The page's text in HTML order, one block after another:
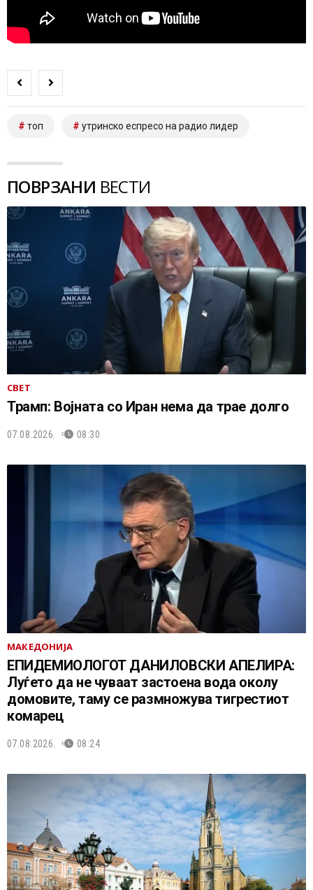
топ утринско еспресо на радио лидер
ПОВРЗАНИ ВЕСТИ
СВЕТ
Трамп: Војната со Иран нема да трае долго
07.08.2026. 08:30
МАКЕДОНИЈА
EПИДЕМИОЛОГОТ ДАНИЛОВСКИ АПЕЛИРА:
Луѓето да не чуваат застоена вода околу
домовите, таму се размножува тигрестиот
комарец
07.08.2026. 08:24